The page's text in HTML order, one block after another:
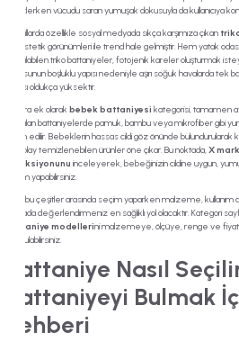
TV izlerken vücudu saran yumuşak dokusuyla da kullanıcıya
Son yıllarda özellikle sosyal medyada sıkça karşımıza çıkan
ve estetik görünümleri ile trend hale gelmiştir. Hem yatak
kullanılabilen triko battaniyeler, fotojenik kareler oluşturmak
dokusunun boşluklu yapısı nedeniyle aşırı soğuk havalarda
katkısı oldukça yüksektir.
Bunlara ek olarak bebek battaniyesi kategorisi, tamamen
kullanılan battaniyelerde pamuk, bambu veya mikrofiber gibi
tercih edilir. Bebeklerin hassas cildi göz önünde
ve kolay temizlenebilen ürünler öne çıkar. Bu noktada,X
koleksiyonunu inceleyerek, bebeğinizin cildine uygun,
seçim yapabilirsiniz.
Tüm bu çeşitler arasında seçim yaparken malzeme,
bir arada değerlendirmeniz en sağlıklı yol olacaktır. Kategori
battaniye modellerini malzemeye, ölçüye, renge ve fiyata
hızlı bulabilirsiniz.
Battaniye Nasıl
Battaniyeyi Bulmak
Rehberi